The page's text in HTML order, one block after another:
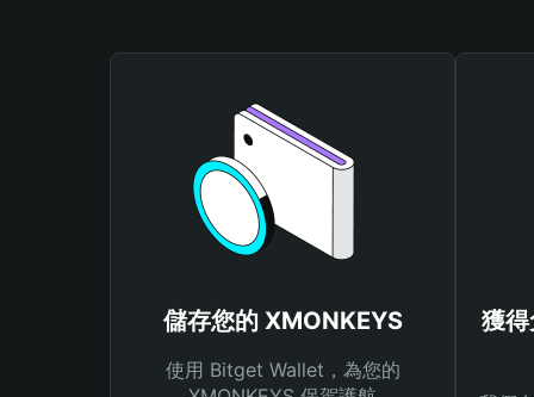
儲存您的 XMONKEYS
使用 Bitget Wallet，為您的
獲